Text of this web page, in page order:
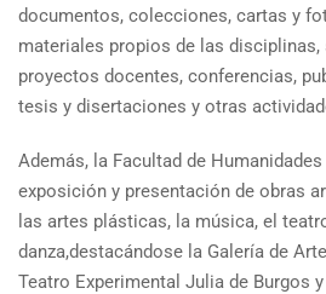
documentos, colecciones, cartas y
materiales propios de las
proyectos docentes, conferencias,
tesis y disertaciones y otras
Además, la Facultad de
exposición y presentación de obras
las artes plásticas, la música, el
danza,destacándose la Galería de
Teatro Experimental Julia de Burgos